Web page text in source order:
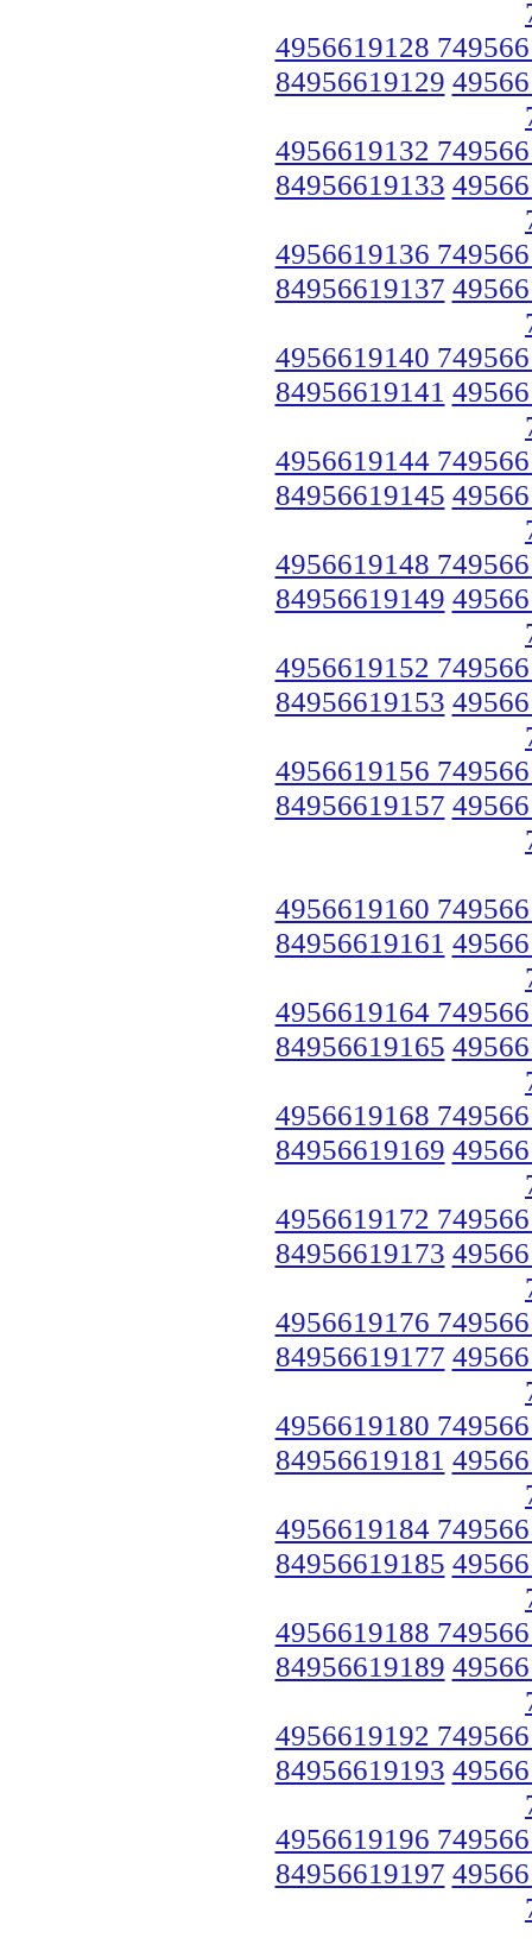
4956619128
84956619129
4956619132
84956619133
4956619136
84956619137
4956619140
84956619141
4956619144
84956619145
4956619148
84956619149
4956619152
84956619153
4956619156
84956619157
4956619160
84956619161
4956619164
84956619165
4956619168
84956619169
4956619172
84956619173
4956619176
84956619177
4956619180
84956619181
4956619184
84956619185
4956619188
84956619189
4956619192
84956619193
4956619196
84956619197